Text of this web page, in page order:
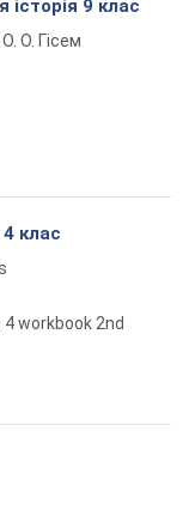
історія 9 клас
О. Гісем
клас
4 workbook 2nd